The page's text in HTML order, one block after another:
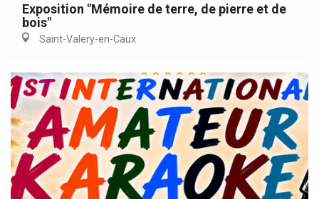
Exposition "Mémoire de terre, de pierre et de
bois"
Saint-Valery-en-Caux